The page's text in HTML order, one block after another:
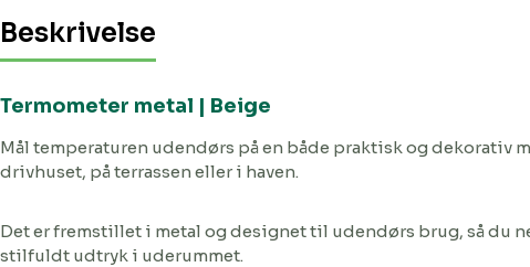
Beskrivelse
Termometer metal | Beige
Mål temperaturen udendørs på en både praktisk og dekorativ
drivhuset, på terrassen eller i haven.
Det er fremstillet i metal og designet til udendørs brug, så du
stilfuldt udtryk i uderummet.